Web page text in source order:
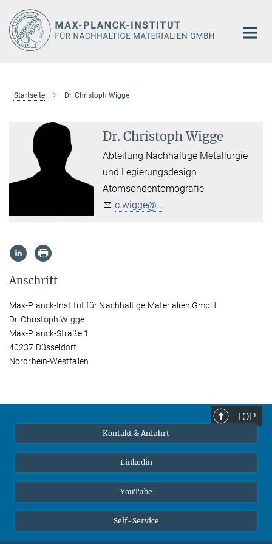
Hauptinhalt
Startseite Dr. Christoph Wigge
Dr. Christoph Wigge
Abteilung Nachhaltige Metallurgie
und Legierungsdesign
Atomsondentomografie
c.wigge@...
Anschrift
Max-Planck-Institut für Nachhaltige Materialien GmbH
Dr. Christoph Wigge
Max-Planck-Straße 1
40237 Düsseldorf
Nordrhein-Westfalen
TOP
Kontakt & Anfahrt
Linkedin
YouTube
Self-Service